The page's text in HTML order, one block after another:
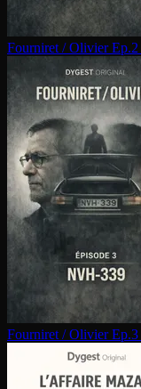
Fourniret / Olivier Ep.2
Fourniret / Olivier Ep.3